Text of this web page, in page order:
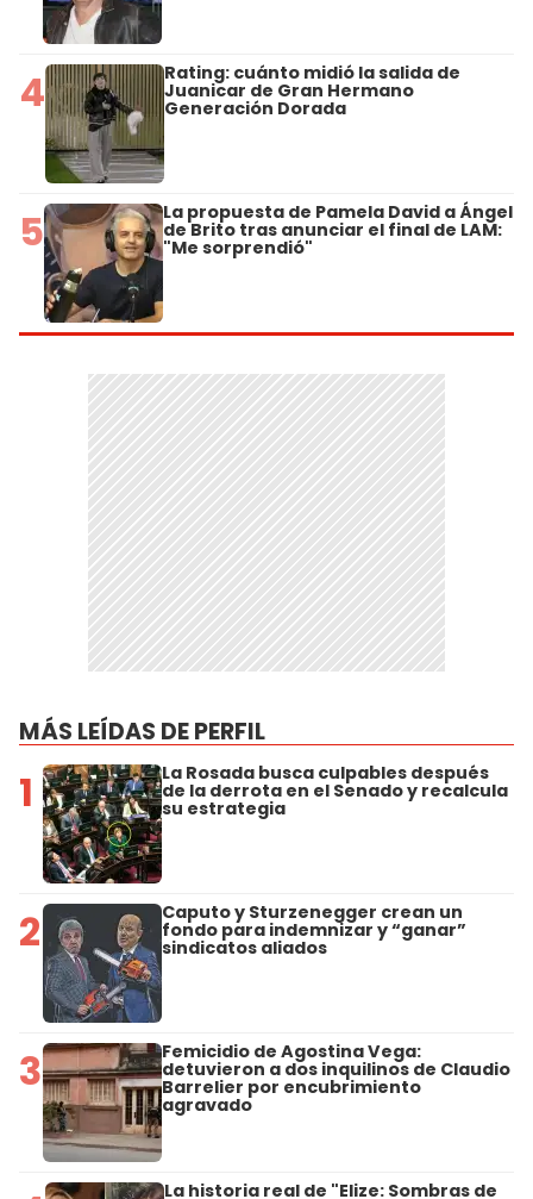
4 Rating: cuánto midió la salida de
Juanicar de Gran Hermano
Generación Dorada
5 La propuesta de Pamela David a Ángel
de Brito tras anunciar el final de LAM:
"Me sorprendió"
MÁS LEÍDAS DE PERFIL
1 La Rosada busca culpables después
de la derrota en el Senado y recalcula
su estrategia
2 Caputo y Sturzenegger crean un
fondo para indemnizar y “ganar”
sindicatos aliados
3 Femicidio de Agostina Vega:
detuvieron a dos inquilinos de Claudio
Barrelier por encubrimiento
agravado
La historia real de "Elize: Sombras de